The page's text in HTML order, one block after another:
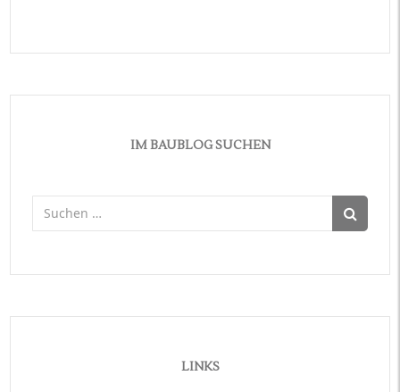
IM BAUBLOG SUCHEN
Suchen
nach:
LINKS